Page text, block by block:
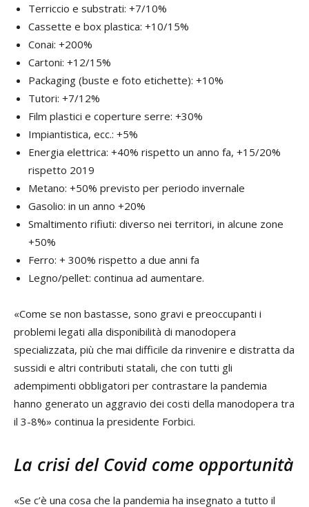
Terriccio e substrati: +7/10%
Cassette e box plastica: +10/15%
Conai: +200%
Cartoni: +12/15%
Packaging (buste e foto etichette): +10%
Tutori: +7/12%
Film plastici e coperture serre: +30%
Impiantistica, ecc.: +5%
Energia elettrica: +40% rispetto un anno fa, +15/20%
rispetto 2019
Metano: +50% previsto per periodo invernale
Gasolio: in un anno +20%
Smaltimento rifiuti: diverso nei territori, in alcune zone
+50%
Ferro: + 300% rispetto a due anni fa
Legno/pellet: continua ad aumentare.
«Come se non bastasse, sono gravi e preoccupanti i
problemi legati alla disponibilità di manodopera
specializzata, più che mai difficile da rinvenire e distratta da
sussidi e altri contributi statali, che con tutti gli
adempimenti obbligatori per contrastare la pandemia
hanno generato un aggravio dei costi della manodopera tra
il 3-8%» continua la presidente Forbici.
La crisi del Covid come opportunità
«Se c’è una cosa che la pandemia ha insegnato a tutto il